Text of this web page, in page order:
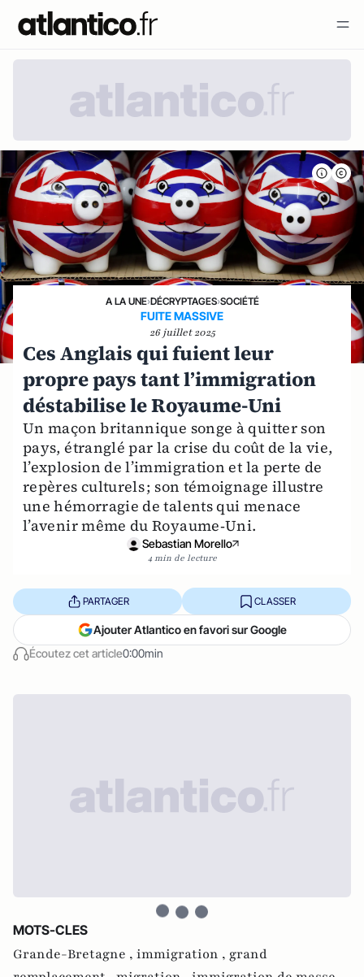
A LA UNE›DÉCRYPTAGES›SOCIÉTÉ
FUITE MASSIVE
26 juillet 2025
Ces Anglais qui fuient leur
propre pays tant l’immigration
déstabilise le Royaume-Uni
Un maçon britannique songe à quitter son
pays, étranglé par la crise du coût de la vie,
l’explosion de l’immigration et la perte de
repères culturels ; son témoignage illustre
une hémorragie de talents qui menace
l’avenir même du Royaume‑Uni.
Sebastian Morello
4 min de lecture
Écoutez cet article0:00min
PARTAGER CLASSER
Ajouter Atlantico en favori sur Google
MOTS-CLES
Grande-Bretagne , immigration , grand